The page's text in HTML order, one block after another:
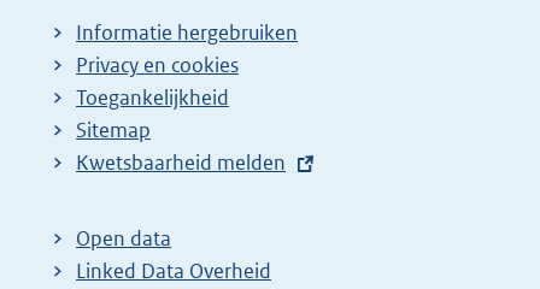
Informatie hergebruiken
Privacy en cookies
Toegankelijkheid
Sitemap
E
t
e
Kwetsbaarheid melden
Open data
Linked Data Overheid